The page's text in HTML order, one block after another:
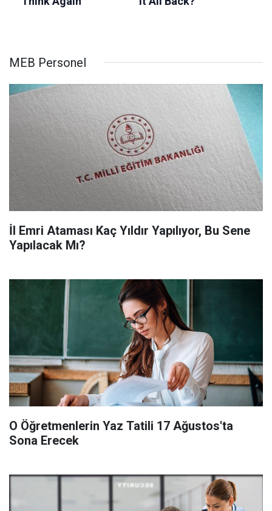
MEB Personel
İl Emri Ataması Kaç Yıldır Yapılıyor, Bu Sene
Yapılacak Mı?
O Öğretmenlerin Yaz Tatili 17 Ağustos'ta
Sona Erecek